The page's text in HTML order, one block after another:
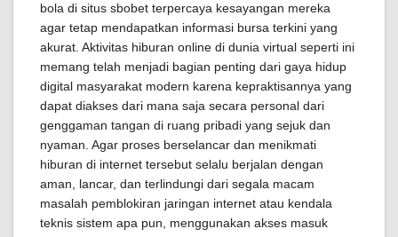
bola di situs sbobet terpercaya kesayangan mereka
agar tetap mendapatkan informasi bursa terkini yang
akurat. Aktivitas hiburan online di dunia virtual seperti ini
memang telah menjadi bagian penting dari gaya hidup
digital masyarakat modern karena kepraktisannya yang
dapat diakses dari mana saja secara personal dari
genggaman tangan di ruang pribadi yang sejuk dan
nyaman. Agar proses berselancar dan menikmati
hiburan di internet tersebut selalu berjalan dengan
aman, lancar, dan terlindungi dari segala macam
masalah pemblokiran jaringan internet atau kendala
teknis sistem apa pun, menggunakan akses masuk